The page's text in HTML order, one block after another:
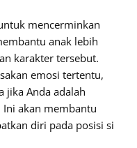
mencerminkan
anak lebih
karakter tersebut.
emosi tertentu,
jika Anda adalah
akan membantu
diri pada posisi si